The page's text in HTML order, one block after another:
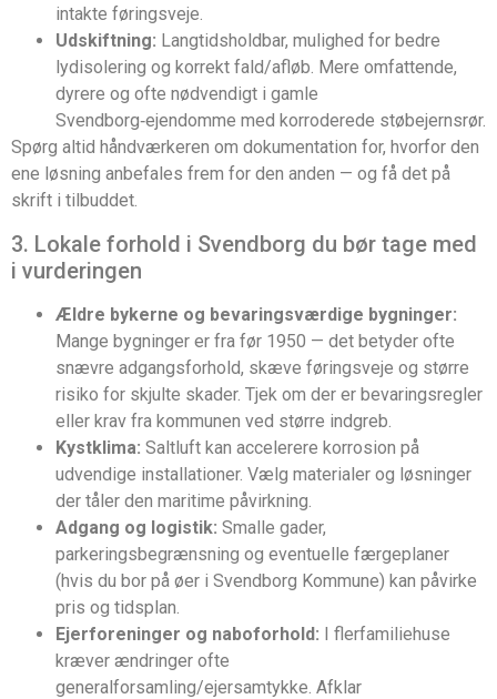
intakte føringsveje.
Udskiftning: Langtidsholdbar, mulighed for bedre
lydisolering og korrekt fald/afløb. Mere omfattende,
dyrere og ofte nødvendigt i gamle
Svendborg‑ejendomme med korroderede støbejernsrør.
Spørg altid håndværkeren om dokumentation for, hvorfor den
ene løsning anbefales frem for den anden — og få det på
skrift i tilbuddet.
3. Lokale forhold i Svendborg du bør tage med
i vurderingen
Ældre bykerne og bevaringsværdige bygninger:
Mange bygninger er fra før 1950 — det betyder ofte
snævre adgangsforhold, skæve føringsveje og større
risiko for skjulte skader. Tjek om der er bevaringsregler
eller krav fra kommunen ved større indgreb.
Kystklima: Saltluft kan accelerere korrosion på
udvendige installationer. Vælg materialer og løsninger
der tåler den maritime påvirkning.
Adgang og logistik: Smalle gader,
parkeringsbegrænsning og eventuelle færgeplaner
(hvis du bor på øer i Svendborg Kommune) kan påvirke
pris og tidsplan.
Ejerforeninger og naboforhold: I flerfamiliehuse
kræver ændringer ofte
generalforsamling/ejersamtykke. Afklar